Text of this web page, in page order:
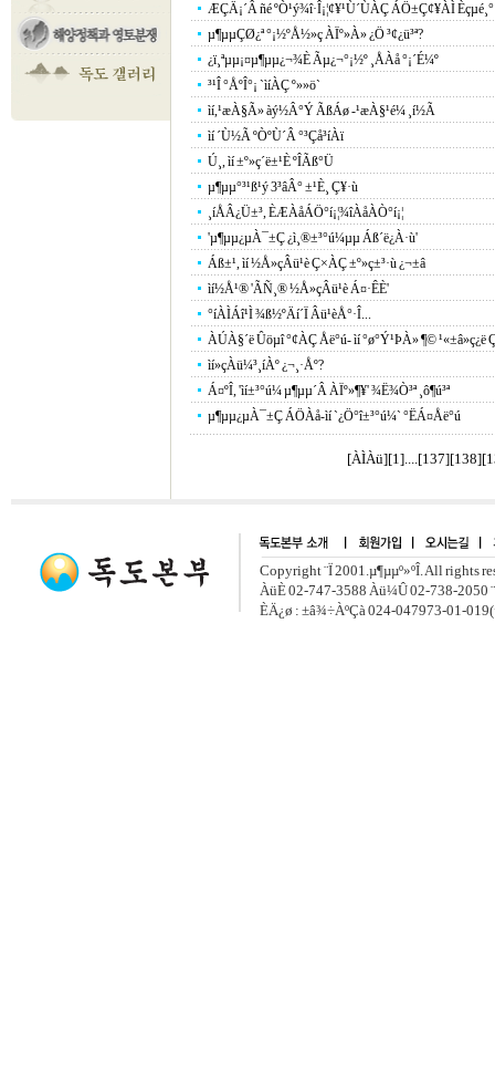
ÆÇÄ¡´Â ñé ºÒ¹ý¾î·Î¡¦¢¥¹Ù´ÙÀÇ ÁÖ±Ç¢¥ÀÌ
µ¶µµÇØ¿ª °¡½ºÅ½»ç ÀÏº»À» ¿Ö ³¢¿ü³ª?
¿ï¸ªµµ¡¤µ¶µµ¿¬¾È Ãµ¿¬°¡½º ¸ÅÀå °¡´É¼º
³­¹Î °ÅºÎ°¡ `ìíÀÇ º»»ö`
ìí,¹æÀ§Ã» àý½Â°Ý ÃßÁø -¹æÀ§¹é¼­ ¸í½Ã
ìí ´Ù½Ã ºÒºÙ´Â °³Çå³íÀï
Ú¸, ìí ±º»ç´ë±¹È­ ºÎÃß°Ü
µ¶µµ°³¹ß¹ý 3³âÂ° ±¹È¸ Ç¥·ù
¸íÅÂ¿Ü±³, ÈÆÀåÁÖ°í¡¦¾îÀåÀÒ°í¡¦
'µ¶µµ¿µÀ¯±Ç ¿ì¸®±³°ú¼­µµ Áß´ë¿À·ù'
Áß±¹, ìí ½Å»çÂü¹è Ç×ÀÇ ±º»ç±³·ù ¿¬±â
ìí½Å¹® 'ÃÑ¸® ½Å»çÂü¹è Á¤·ÊÈ­'
°íÀÌÁî¹Ì ¾ß½ºÄí´Ï Âü¹èÅ°·Î...
ÀÚÀ§´ë Ûöµî °¢ÀÇ Åë°ú- ìí °ø°Ý¹ÞÀ» ¶© ¹«±â»ç¿ë
ìí»çÀü¼³¸íÀº ¿¬¸·Åº?
Á¤ºÎ, 'ìí±³°ú¼­ µ¶µµ´Â ÀÏº»¶¥' ¾Ë¾Ò³ª ¸ô¶ú³ª
µ¶µµ¿µÀ¯±Ç ÁÖÀå-ìí `¿Ö°î±³°ú¼­` °ËÁ¤Åë°ú
[ÀÌÀü][1]....[137][138][
Copyright ¨Ï 2001.µ¶µµº»ºÎ. All rights
ÀüÈ­ 02-747-3588 Àü¼Û 02-738-2050
ÈÄ¿ø : ±â¾÷ÀºÇà 024-047973-01-